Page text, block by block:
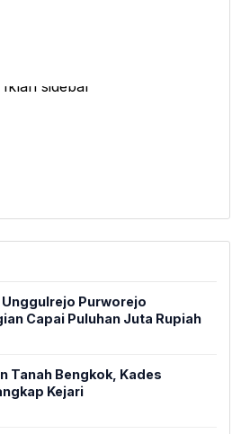
Purworejo
Capai Puluhan Juta Rupiah
Tanah Bengkok, Kades
Kejari